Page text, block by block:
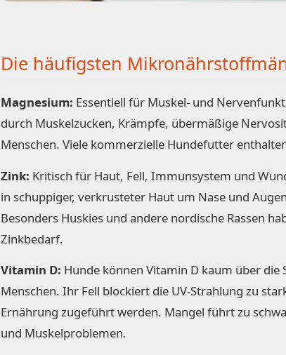
Die häufigsten
Magnesium: Essentiell für Muskel- und
durch Muskelzucken, Krämpfe, übermäßige
Menschen. Viele kommerzielle Hundefutter
Zink: Kritisch für Haut, Fell, Immunsystem und
in schuppiger, verkrusteter Haut um Nase und
Besonders Huskies und andere nordische Rassen
Zinkbedarf.
Vitamin D: Hunde können Vitamin D kaum über die
Menschen. Ihr Fell blockiert die UV-Strahlung zu
Ernährung zugeführt werden. Mangel führt zu
und Muskelproblemen.